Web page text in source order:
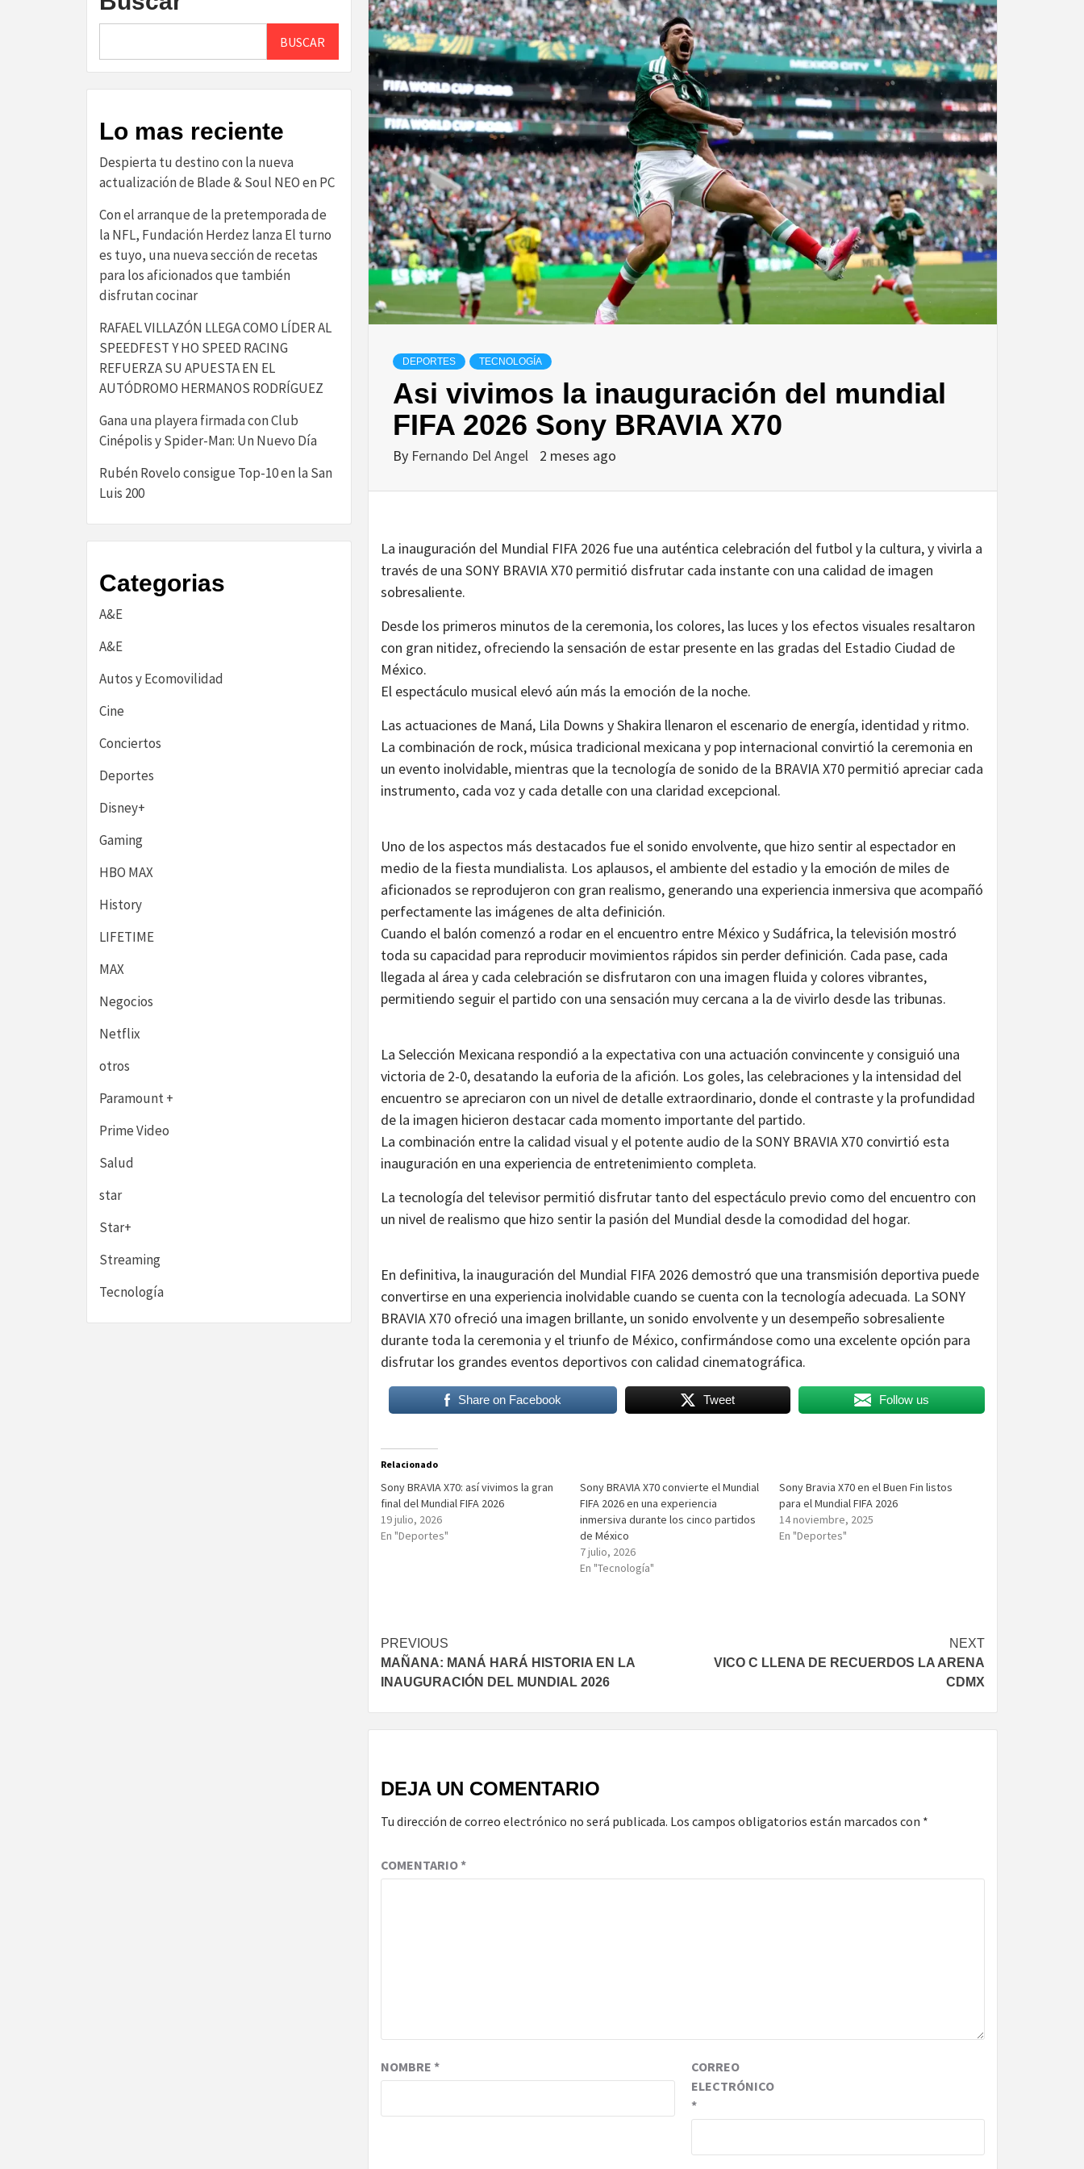
DEPORTES TECNOLOGÍA
Asi vivimos la inauguración del mundial
FIFA 2026 Sony BRAVIA X70
By Fernando Del Angel 2 meses ago
La inauguración del Mundial FIFA 2026 fue una auténtica celebración del futbol y la cultura, y vivirla a
través de una SONY BRAVIA X70 permitió disfrutar cada instante con una calidad de imagen
sobresaliente.
Desde los primeros minutos de la ceremonia, los colores, las luces y los efectos visuales resaltaron
con gran nitidez, ofreciendo la sensación de estar presente en las gradas del Estadio Ciudad de
México.
El espectáculo musical elevó aún más la emoción de la noche.
Las actuaciones de Maná, Lila Downs y Shakira llenaron el escenario de energía, identidad y ritmo.
La combinación de rock, música tradicional mexicana y pop internacional convirtió la ceremonia en
un evento inolvidable, mientras que la tecnología de sonido de la BRAVIA X70 permitió apreciar cada
instrumento, cada voz y cada detalle con una claridad excepcional.
Uno de los aspectos más destacados fue el sonido envolvente, que hizo sentir al espectador en
medio de la fiesta mundialista. Los aplausos, el ambiente del estadio y la emoción de miles de
aficionados se reprodujeron con gran realismo, generando una experiencia inmersiva que acompañó
perfectamente las imágenes de alta definición.
Cuando el balón comenzó a rodar en el encuentro entre México y Sudáfrica, la televisión mostró
toda su capacidad para reproducir movimientos rápidos sin perder definición. Cada pase, cada
llegada al área y cada celebración se disfrutaron con una imagen fluida y colores vibrantes,
permitiendo seguir el partido con una sensación muy cercana a la de vivirlo desde las tribunas.
La Selección Mexicana respondió a la expectativa con una actuación convincente y consiguió una
victoria de 2-0, desatando la euforia de la afición. Los goles, las celebraciones y la intensidad del
encuentro se apreciaron con un nivel de detalle extraordinario, donde el contraste y la profundidad
de la imagen hicieron destacar cada momento importante del partido.
La combinación entre la calidad visual y el potente audio de la SONY BRAVIA X70 convirtió esta
inauguración en una experiencia de entretenimiento completa.
La tecnología del televisor permitió disfrutar tanto del espectáculo previo como del encuentro con
un nivel de realismo que hizo sentir la pasión del Mundial desde la comodidad del hogar.
En definitiva, la inauguración del Mundial FIFA 2026 demostró que una transmisión deportiva puede
convertirse en una experiencia inolvidable cuando se cuenta con la tecnología adecuada. La SONY
BRAVIA X70 ofreció una imagen brillante, un sonido envolvente y un desempeño sobresaliente
durante toda la ceremonia y el triunfo de México, confirmándose como una excelente opción para
disfrutar los grandes eventos deportivos con calidad cinematográfica.
Share on Facebook Tweet Follow us
Relacionado
Sony BRAVIA X70: así vivimos la gran
final del Mundial FIFA 2026
19 julio, 2026
En "Deportes"
Sony BRAVIA X70 convierte el Mundial
FIFA 2026 en una experiencia
inmersiva durante los cinco partidos
de México
7 julio, 2026
En "Tecnología"
Sony Bravia X70 en el Buen Fin listos
para el Mundial FIFA 2026
14 noviembre, 2025
En "Deportes"
Post
navigation
PREVIOUS
MAÑANA: MANÁ HARÁ HISTORIA EN LA
INAUGURACIÓN DEL MUNDIAL 2026
NEXT
VICO C LLENA DE RECUERDOS LA ARENA
CDMX
DEJA UN COMENTARIO
Tu dirección de correo electrónico no será publicada. Los campos obligatorios están marcados con *
COMENTARIO*
NOMBRE *
CORREO
ELECTRÓNICO
*
BUSCAR
Lo mas reciente
Despierta tu destino con la nueva
actualización de Blade & Soul NEO en PC
Con el arranque de la pretemporada de
la NFL, Fundación Herdez lanza El turno
es tuyo, una nueva sección de recetas
para los aficionados que también
disfrutan cocinar
RAFAEL VILLAZÓN LLEGA COMO LÍDER AL
SPEEDFEST Y HO SPEED RACING
REFUERZA SU APUESTA EN EL
AUTÓDROMO HERMANOS RODRÍGUEZ
Gana una playera firmada con Club
Cinépolis y Spider-Man: Un Nuevo Día
Rubén Rovelo consigue Top-10 en la San
Luis 200
Categorias
A&E
A&E
Autos y Ecomovilidad
Cine
Conciertos
Deportes
Disney+
Gaming
HBO MAX
History
LIFETIME
MAX
Negocios
Netflix
otros
Paramount +
Prime Video
Salud
star
Star+
Streaming
Tecnología